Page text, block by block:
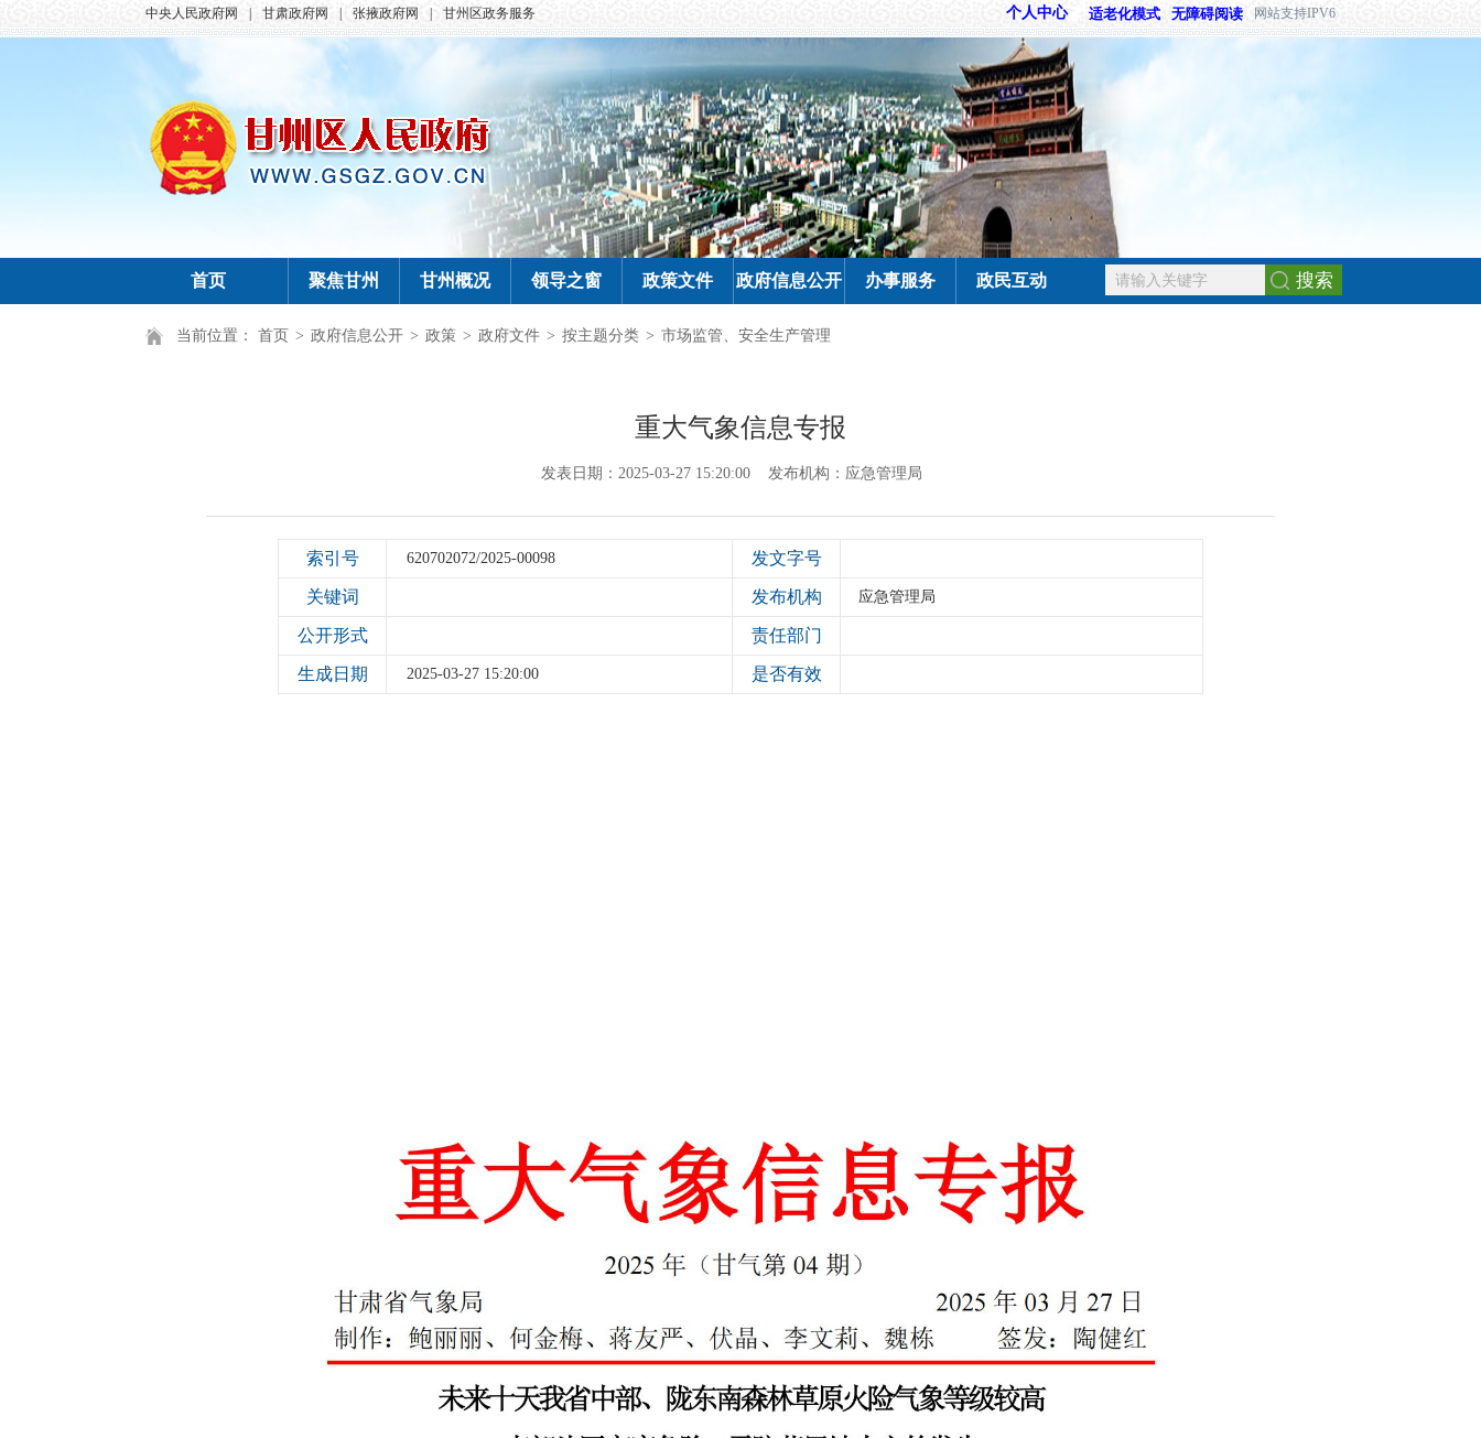
中央人民政府网 甘肃政府网 张掖政府网 甘州区政务服务 网站支持IPV6
无障碍阅读
适老化模式
个人中心
首页 聚焦甘州 甘州概况 领导之窗 政策文件 政府信息公开 办事服务 政民互动 搜索
当前位置： 首页 > 政府信息公开 > 政策 > 政府文件 > 按主题分类 > 市场监管、安全生产管理
重大气象信息专报
发表日期：2025-03-27 15:20:00 发布机构：应急管理局
索引号 620702072/2025-00098 发文字号
关键词 发布机构 应急管理局
公开形式 责任部门
生成日期 2025-03-27 15:20:00 是否有效